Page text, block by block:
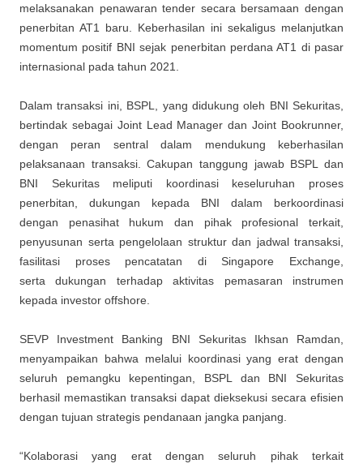
melaksanakan penawaran tender secara bersamaan dengan
penerbitan AT1 baru. Keberhasilan ini sekaligus melanjutkan
momentum positif BNI sejak penerbitan perdana AT1 di pasar
internasional pada tahun 2021.
Dalam transaksi ini, BSPL, yang didukung oleh BNI Sekuritas,
bertindak sebagai Joint Lead Manager dan Joint Bookrunner,
dengan peran sentral dalam mendukung keberhasilan
pelaksanaan transaksi. Cakupan tanggung jawab BSPL dan
BNI Sekuritas meliputi koordinasi keseluruhan proses
penerbitan, dukungan kepada BNI dalam berkoordinasi
dengan penasihat hukum dan pihak profesional terkait,
penyusunan serta pengelolaan struktur dan jadwal transaksi,
fasilitasi proses pencatatan di Singapore Exchange,
serta dukungan terhadap aktivitas pemasaran instrumen
kepada investor offshore.
SEVP Investment Banking BNI Sekuritas Ikhsan Ramdan,
menyampaikan bahwa melalui koordinasi yang erat dengan
seluruh pemangku kepentingan, BSPL dan BNI Sekuritas
berhasil memastikan transaksi dapat dieksekusi secara efisien
dengan tujuan strategis pendanaan jangka panjang.
“Kolaborasi yang erat dengan seluruh pihak terkait